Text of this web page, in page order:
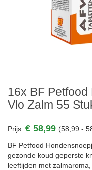
16x BF
Vlo Zalm 55
Prijs: € 58,99 (58,99 -
BF Petfood
gezonde koud geperste
leeftijden met